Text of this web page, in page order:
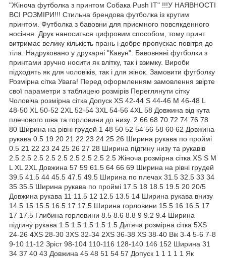
"Жіноча футболка з принтом Собака Push IT" !!!У НАЯВНОСТІ
ВСІ РОЗМІРИ!!! Стильна брендова футболка із крутим
принтом. Футболка з бавовни для приємного повсякденного
носіння. Друк наноситься цифровим способом, тому принт
витримає велику кількість прань і добре пропускає повітря до
тіла. Надруковано у друкарні "Кавун". Бавовняні футболки з
принтами зручно носити як влітку, так і взимку. Вироби
підходять як для чоловіків, так і для жінок. Замовити футболку
Розмірна сітка Увага! Перед оформленням замовлення звірте
свої параметри з таблицею розмірів Переглянути сітку
Чоловіча розмірна сітка Допуск XS 42-44 S 44-46 M 46-48 L
48-50 XL 50-52 2XL 52-54 3XL 54-56 4XL 58 Довжина від кута
плечового шва та горловини до низу. 2 66 68 70 72 74 76 78
80 Ширина на рівні грудей 1 48 50 52 54 56 58 60 62 Довжина
рукава 0.5 19 20 21 22 23 24 25 26 Ширина рукава по проймі
0.5 21 22 23 24 25 26 27 28 Ширина підгину низу та рукавів
2.5 2.5 2.5 2.5 2.5 2.5 2.5 2.5 2.5 Жіноча розмірна сітка XS S M
L XL 2XL Довжина 57 59 61.5 64 66 69 Ширина на рівні грудей
39.5 41.5 44 45.5 47.5 49.5 Ширина по плечах 31.5 32.5 33 34
35 35.5 Ширина рукава по проймі 17.5 18 18.5 19.5 20 20/5
Довжина рукава 11 11.5 12 12.5 13.5 14 Ширина рукава внизу
14.5 15 15.5 16.5 17 17.5 Ширина горловини 15.5 16 16.5 17
17 17.5 Глибина горловини 8.5 8.6 8.8 9 9.2 9.4 Ширина
підгину рукава 1.5 1.5 1.5 1.5 1.5 Дитяча розмірна сітка 5XS
24-26 4XS 28-30 3XS 32-34 2XS 36-38 XS 38-40 Вік 3-4 5-6 7-8
9-10 11-12 Зріст 98-104 110-116 128-140 146 152 Ширина 31
34 37 40 43 Довжина 45 48 51 54 57 Допуск 1 1 1 1 1 Як